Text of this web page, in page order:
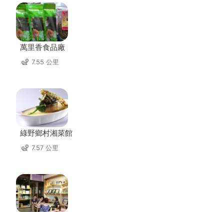
萬里香食品廠
7.55 公里
綠野鄉村湘菜館
7.57 公里